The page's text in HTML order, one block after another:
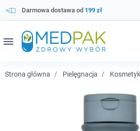
Darmowa dostawa od 199 zł
menu
Strona główna Pielęgnacja